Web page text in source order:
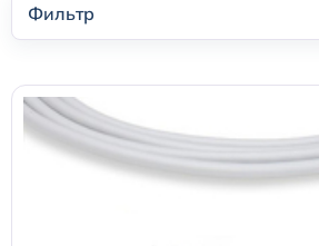
Фильтр
Датчики потока для аппаратов ИВЛ
Электроды для ЭКГ